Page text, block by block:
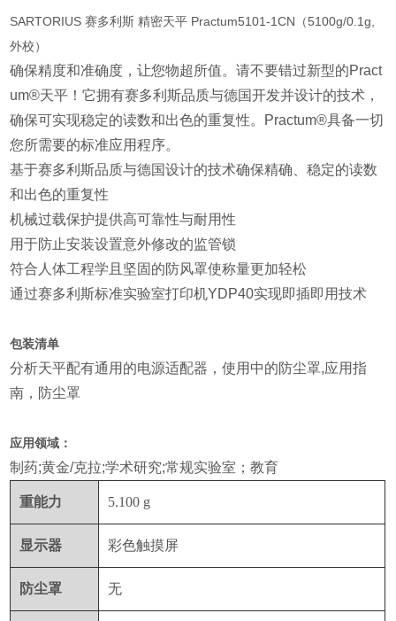
SARTORIUS 赛多利斯 精密天平 Practum5101-1CN（5100g/0.1g,
外校）
确保精度和准确度，让您物超所值。请不要错过新型的Pract
um®天平！它拥有赛多利斯品质与德国开发并设计的技术，
确保可实现稳定的读数和出色的重复性。Practum®具备一切
您所需要的标准应用程序。
基于赛多利斯品质与德国设计的技术确保精确、稳定的读数
和出色的重复性
机械过载保护提供高可靠性与耐用性
用于防止安装设置意外修改的监管锁
符合人体工程学且坚固的防风罩使称量更加轻松
通过赛多利斯标准实验室打印机YDP40实现即插即用技术
包装清单
分析天平配有通用的电源适配器，使用中的防尘罩,应用指
南，防尘罩
应用领域：
制药;黄金/克拉;学术研究;常规实验室；教育
重能力 5.100 g
显示器 彩色触摸屏
防尘罩 无